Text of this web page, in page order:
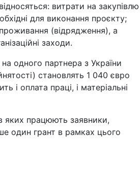
витрати на закупівлю
для виконання проєкту;
(відрядження), а
заходи.
одного партнера з України
становлять 1 040 євро
і оплата праці, і матеріальні
яких працюють заявники,
один грант в рамках цього